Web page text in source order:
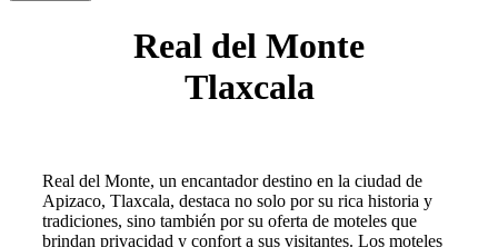
Real del Monte
Tlaxcala
Real del Monte, un encantador destino en la ciudad de
Apizaco, Tlaxcala, destaca no solo por su rica historia y
tradiciones, sino también por su oferta de moteles que
brindan privacidad y confort a sus visitantes. Los moteles